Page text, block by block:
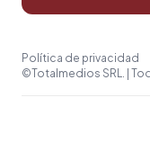
Política de privacidad
©Totalmedios SRL. |